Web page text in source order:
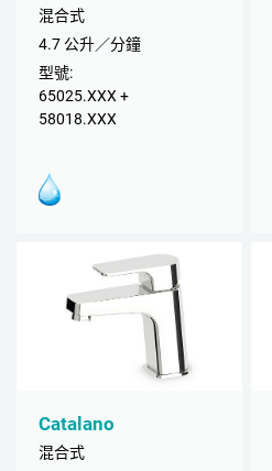
混合式
4.7 公升／分鐘
型號:
65025.XXX +
58018.XXX
Catalano
混合式